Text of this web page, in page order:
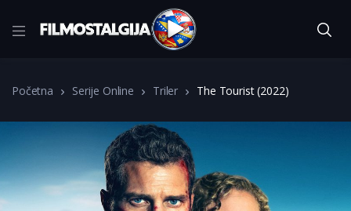
Početna Serije Online Triler The Tourist (2022)